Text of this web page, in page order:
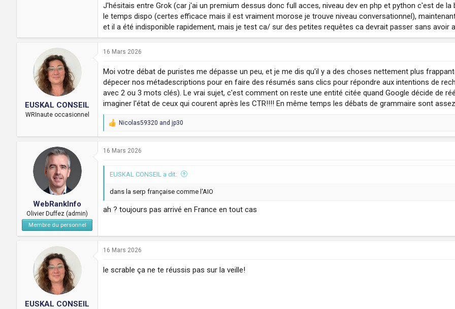
J'hésitais entre Grok (car j'ai un premium dessus donc full acces, niveau dev en php et python c'est de
le temps dispo (certes efficace mais il est vraiment morose je trouve niveau conversationnel),
et il a été indisponible rapidement, mais je test ca/ sur des petites requêtes ca devrait passer sans avoir
EUSKAL CONSEIL
WRInaute occasionnel
16 Mars 2026
Moi votre débat de puristes me dépasse un peu, et je me dis qu'il y a des choses nettement plus
dépecer nos métadescriptions pour en faire des résumés sans clics pour répondre aux intentions de
avec 2 ou 3 mots clés). Le vrai sujet, c'est comment on reste une entité citée quand Google décide de
imaginer l'état de ceux qui courent après les CTR!!!! En même temps les débats de grammaire sont
R
c
o
s
Nicolas59320 and jp30
WebRankInfo
Olivier Duffez (admin)
Membre du personnel
16 Mars 2026
EUSKAL CONSEIL a dit:
dans la serp française comme l'AIO
ah ? toujours pas arrivé en France en tout cas
EUSKAL CONSEIL
16 Mars 2026
le scrable ça ne te réussis pas sur la veille!